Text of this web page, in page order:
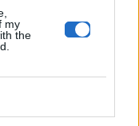
my
the
επικίνδυνο
you marry me?»
έχουμε δει ποτέ –
που
State Building